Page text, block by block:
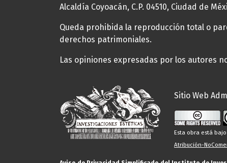
Alcaldía Coyoacán, C.P. 04510, Ciudad de
Queda prohibida la reproducción total o
derechos patrimoniales.
Las opiniones expresadas por los autores
Sitio Web
Esta obra está
Atribución-